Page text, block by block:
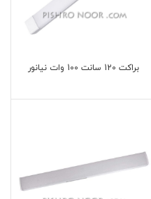
براکت 120 سانت 100 وات نیانور